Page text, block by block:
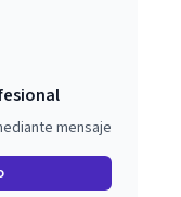
mensaje